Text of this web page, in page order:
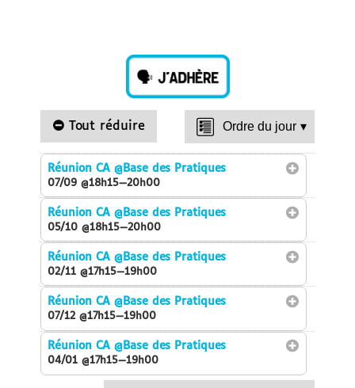
Tout réduire Ordre du jour ▾
Réunion CA@Base des Pratiques
07/09 @18h15—20h00
Réunion CA@Base des Pratiques
05/10 @18h15—20h00
Réunion CA@Base des Pratiques
02/11 @17h15—19h00
Réunion CA@Base des Pratiques
07/12 @17h15—19h00
Réunion CA@Base des Pratiques
04/01 @17h15—19h00